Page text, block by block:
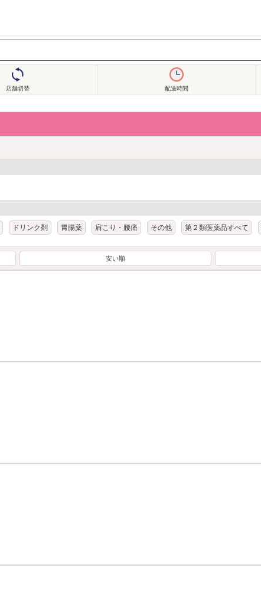
店舗切替 配送時間
ドリンク剤 胃腸薬 肩こり・腰痛 その他 第２類医薬品すべて
安い順